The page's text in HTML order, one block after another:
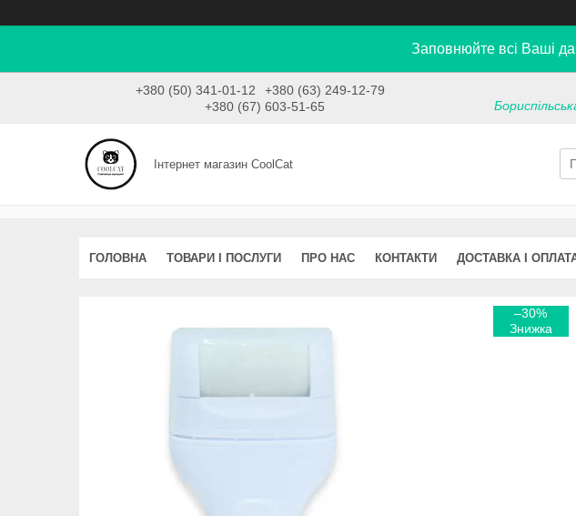
Заповнюйте всі Ваші
+380 (50) 341-01-12
+380 (63) 249-12-79
+380 (67) 603-51-65
Інтернет магазин CoolCat
ГОЛОВНА ТОВАРИ І ПОСЛУГИ ПРО НАС КОНТАКТИ ДОСТАВКА І
–30%